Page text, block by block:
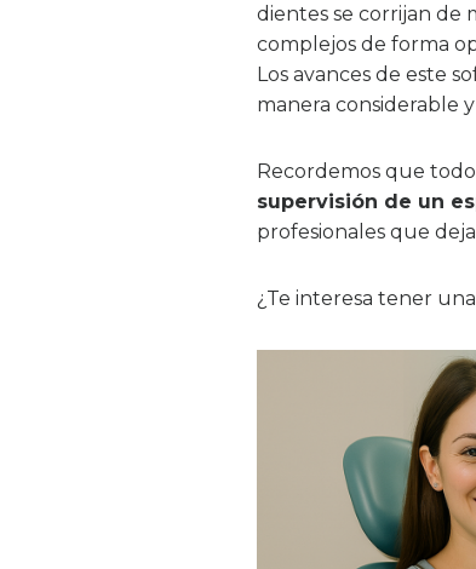
dientes se corrijan de
complejos de forma
Los avances de este
manera considerable
Recordemos que
supervisión de un
profesionales que
¿Te interesa tener